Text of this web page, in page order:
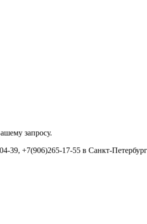
запросу.
39, +7(906)265-17-55 в Санкт-